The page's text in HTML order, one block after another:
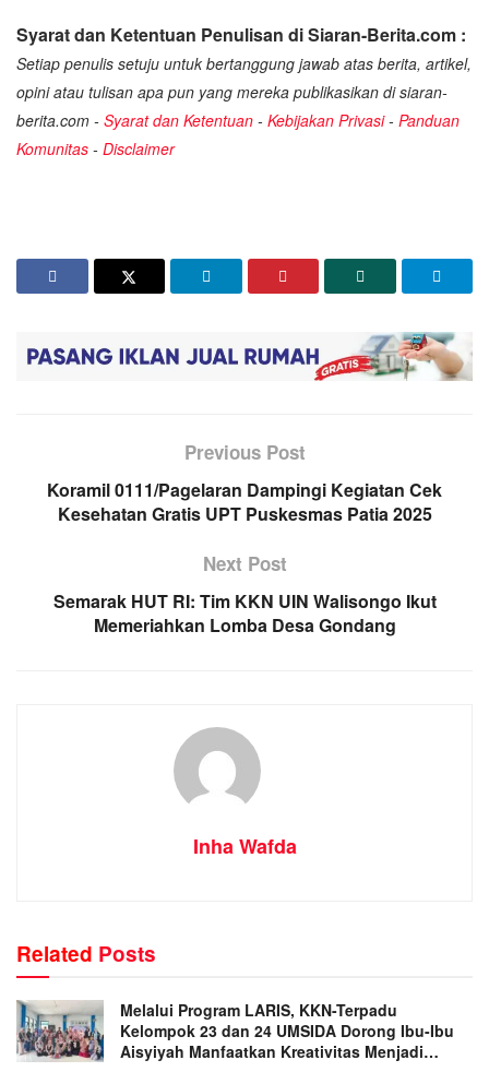
Syarat dan Ketentuan Penulisan di Siaran-Berita.com :
Setiap penulis setuju untuk bertanggung jawab atas berita, artikel,
opini atau tulisan apa pun yang mereka publikasikan di siaran-
berita.com - Syarat dan Ketentuan - Kebijakan Privasi- Panduan
Komunitas - Disclaimer
Previous Post
Koramil 0111/Pagelaran Dampingi Kegiatan Cek
Kesehatan Gratis UPT Puskesmas Patia 2025
Next Post
Semarak HUT RI: Tim KKN UIN Walisongo Ikut
Memeriahkan Lomba Desa Gondang
Inha Wafda
Related Posts
Melalui Program LARIS, KKN-Terpadu
Kelompok 23 dan 24 UMSIDA Dorong Ibu-Ibu
Aisyiyah Manfaatkan Kreativitas Menjadi